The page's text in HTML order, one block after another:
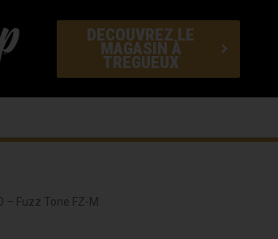
DECOUVREZ LE
MAGASIN À
TREGUEUX
– Fuzz Tone FZ-M